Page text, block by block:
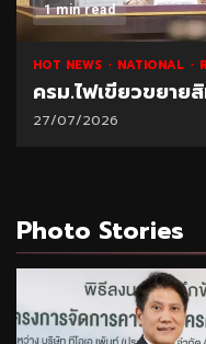
1 min read
HOT NEWS NATIONAL
ครม.ไฟเขียวขยา
27/07/2026
Photo Stories